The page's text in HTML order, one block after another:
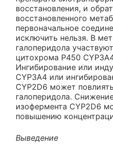
восстановления, и
восстановленного
первоначальное
исключить нельзя. В
галоперидола
цитохрома Р450
Ингибирование или
CYP3A4 или
CYP2D6 может
галоперидола.
изофермента CYP2D6
повышению
Выведение